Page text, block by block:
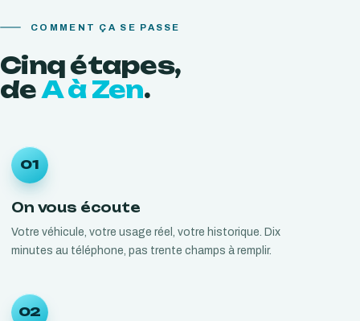
COMMENT ÇA SE PASSE
Cinqétapes,
deA à Zen.
01
On vous écoute
Votre véhicule, votre usage réel, votre historique. Dix
minutes au téléphone, pas trente champs à remplir.
02